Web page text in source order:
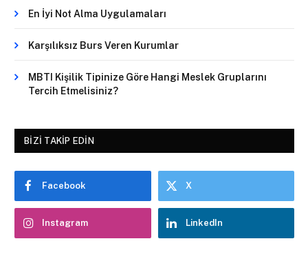
En İyi Not Alma Uygulamaları
Karşılıksız Burs Veren Kurumlar
MBTI Kişilik Tipinize Göre Hangi Meslek Gruplarını
Tercih Etmelisiniz?
BIZI TAKIP EDIN
Facebook X
Instagram LinkedIn